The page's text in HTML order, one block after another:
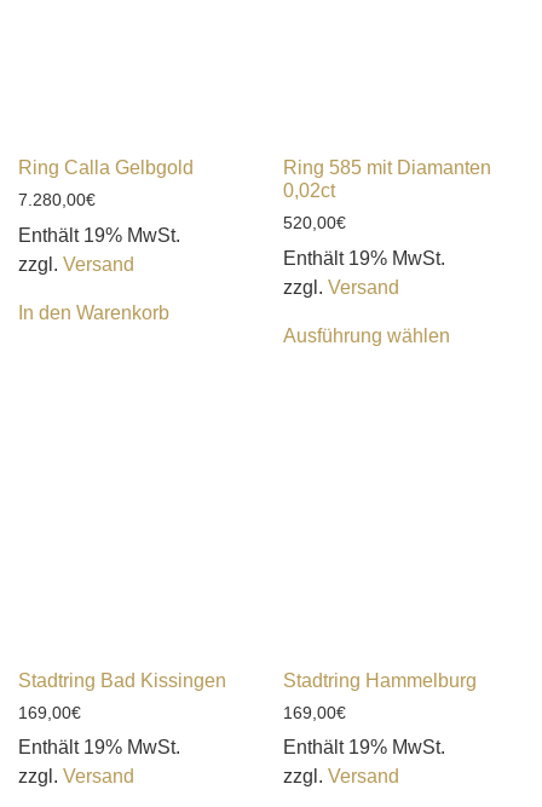
Ring Calla Gelbgold
7.280,00€
Enthält 19% MwSt.
zzgl. Versand
In den Warenkorb
Ring 585 mit Diamanten
0,02ct
520,00€
Enthält 19% MwSt.
zzgl. Versand
Ausführung wählen
Stadtring Bad Kissingen
169,00€
Enthält 19% MwSt.
zzgl. Versand
Stadtring Hammelburg
169,00€
Enthält 19% MwSt.
zzgl. Versand